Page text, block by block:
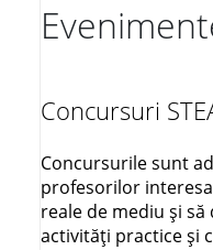
Concursuri
Concursurile sunt
profesorilor
reale de mediu și
activități practice și